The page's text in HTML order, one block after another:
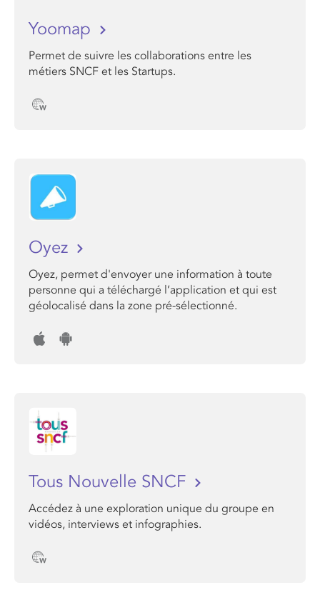
Yoomap
Permet de suivre les collaborations entre les
métiers SNCF et les Startups.
Oyez
Oyez, permet d'envoyer une information à toute
personne qui a téléchargé l’application et qui est
géolocalisé dans la zone pré-sélectionné.
Tous Nouvelle SNCF
Accédez à une exploration unique du groupe en
vidéos, interviews et infographies.